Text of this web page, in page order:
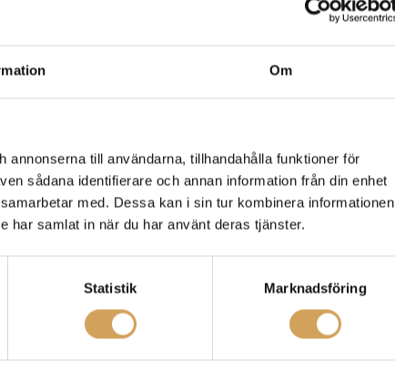
Om
till användarna, tillhandahålla funktioner för
sådana identifierare och annan information från din enhet
med. Dessa kan i sin tur kombinera informationen
har samlat in när du har använt deras tjänster.
Statistik Marknadsföring